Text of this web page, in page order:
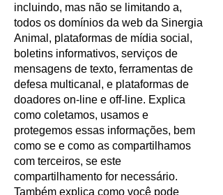
incluindo, mas não se limitando a,
todos os domínios da web da Sinergia
Animal, plataformas de mídia social,
boletins informativos, serviços de
mensagens de texto, ferramentas de
defesa multicanal, e plataformas de
doadores on-line e off-line. Explica
como coletamos, usamos e
protegemos essas informações, bem
como se e como as compartilhamos
com terceiros, se este
compartilhamento for necessário.
Também explica como você pode